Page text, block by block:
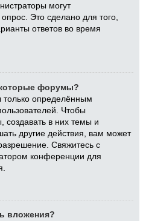
могут
Это сделано для того,
ответов во время
форумы?
определённым
Чтобы
создавать в них темы и
другие действия, вам может
Свяжитесь с
конференции для
вложения?